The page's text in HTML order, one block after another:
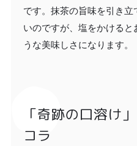
です。抹茶の旨味を引き
いのですが、塩をかけると
うな美味しさになります。
「奇跡の口溶け
コラ